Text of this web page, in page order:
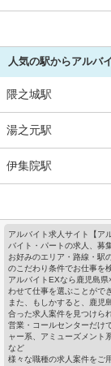
人気の駅からアルバ
隈之城駅
湯之元駅
伊集院駅
アルバイト求人サイト【ア
バイト・パートの求人、募
お好みのエリア・路線・駅
のこだわり条件でお仕事を
アルバイトEXなら鹿児島
わせて仕事を選ぶことがで
また、もしかすると、鹿児
合った求人案件を見つけら
営業・コールセンターだけ
ャー系、アミューズメント
など
様々な職種の求人案件をご